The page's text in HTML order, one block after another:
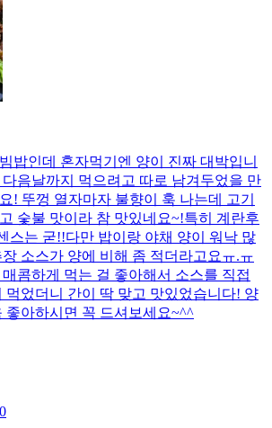
밥인데 혼자먹기엔 양이 진짜 대박입니
음날까지 먹으려고 따로 남겨두었을 만
! 뚜껑 열자마자 불향이 훅 나는데 고기
숯불 맛이라 참 맛있네요~!특히 계란후
스는 굳!! ​다만 밥이랑 야채 양이 워낙 많
소스가 양에 비해 좀 적더라고요ㅠ.ㅠ
콤하게 먹는 걸 좋아해서 소스를 직접
먹었더니 간이 딱 맞고 맛있었습니다! 양
좋아하시면 꼭 드셔보세요~^^